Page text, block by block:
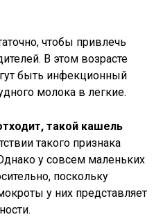
чтобы привлечь
В этом возрасте
быть инфекционный
молока в легкие.
такой кашель
такого признака
у совсем маленьких
поскольку
у них представляет